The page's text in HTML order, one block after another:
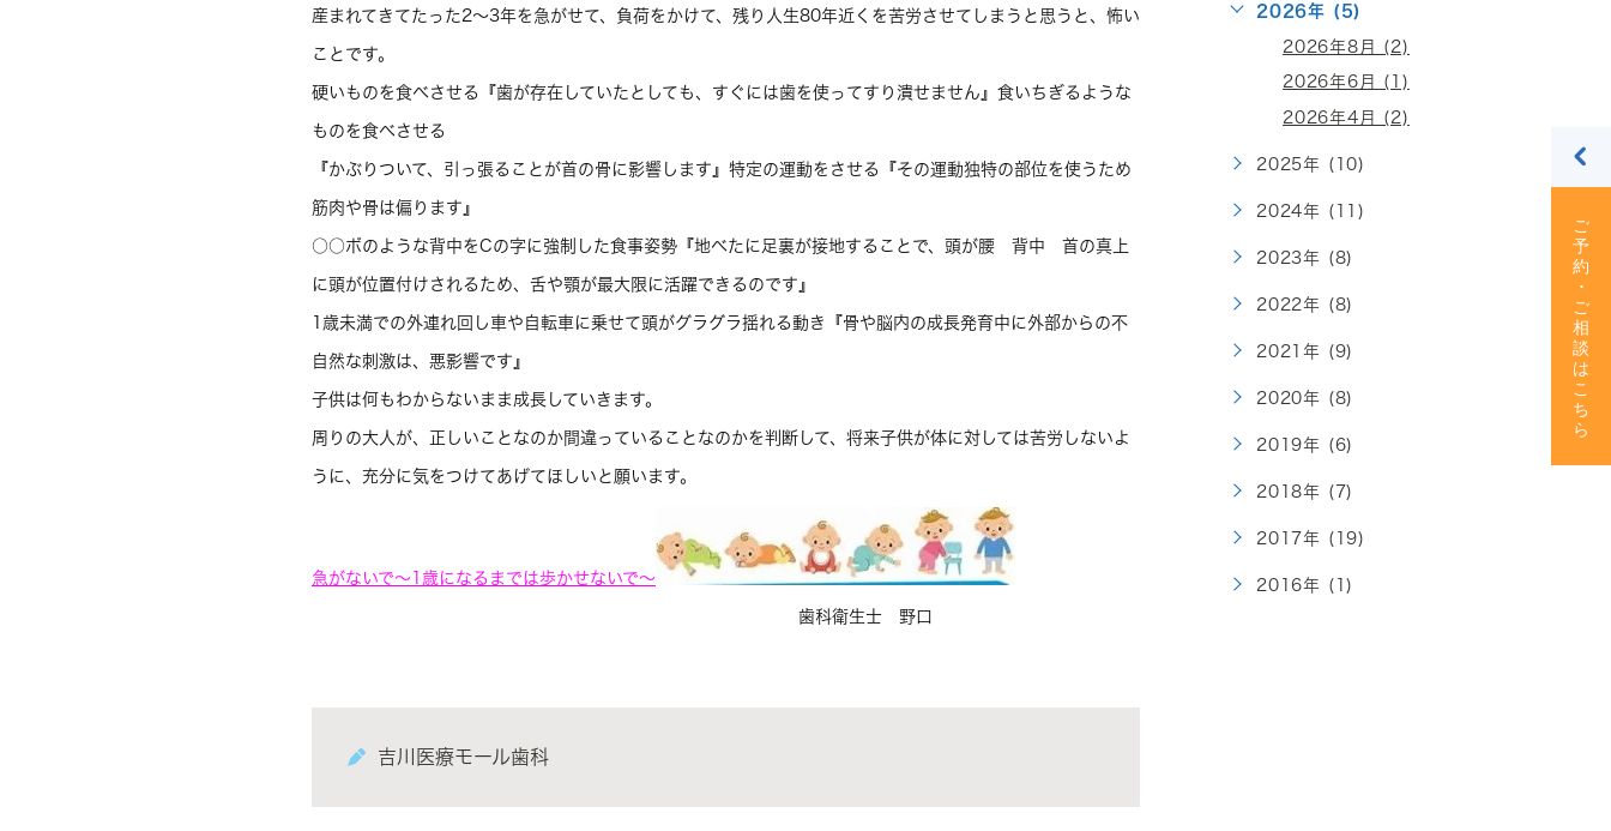
産まれてきてたった2〜3年を急がせて、負荷をかけて、残り人生80年近くを苦労させてしまうと思うと、怖い
ことです。
硬いものを食べさせる『歯が存在していたとしても、すぐには歯を使ってすり潰せません』食いちぎるような
ものを食べさせる
『かぶりついて、引っ張ることが首の骨に影響します』特定の運動をさせる『その運動独特の部位を使うため
筋肉や骨は偏ります』
○○ボのような背中をCの字に強制した食事姿勢『地べたに足裏が接地することで、頭が腰 背中 首の真上
に頭が位置付けされるため、舌や顎が最大限に活躍できるのです』
1歳未満での外連れ回し車や自転車に乗せて頭がグラグラ揺れる動き『骨や脳内の成長発育中に外部からの不
自然な刺激は、悪影響です』
子供は何もわからないまま成長していきます。
周りの大人が、正しいことなのか間違っていることなのかを判断して、将来子供が体に対しては苦労しないよ
うに、充分に気をつけてあげてほしいと願います。
急がないで～1歳になるまでは歩かせないで～
歯科衛生士 野口
吉川医療モール歯科
2026年 (5)
2026年8月 (2)
2026年6月 (1)
2026年4月 (2)
2025年 (10)
2024年 (11)
2023年 (8)
2022年 (8)
2021年 (9)
2020年 (8)
2019年 (6)
2018年 (7)
2017年 (19)
2016年 (1)